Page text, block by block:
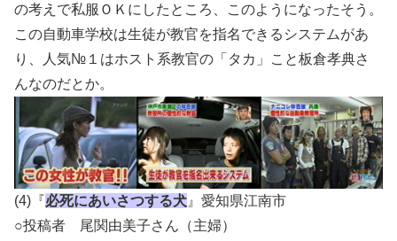
の考えで私服ＯＫにしたところ、このようになったそう。
この自動車学校は生徒が教官を指名できるシステムがあ
り、人気№１はホスト系教官の「タカ」こと板倉孝典さ
んなのだとか。
(4)『必死にあいさつする犬 』愛知県江南市
○投稿者 尾関由美子さん（主婦）